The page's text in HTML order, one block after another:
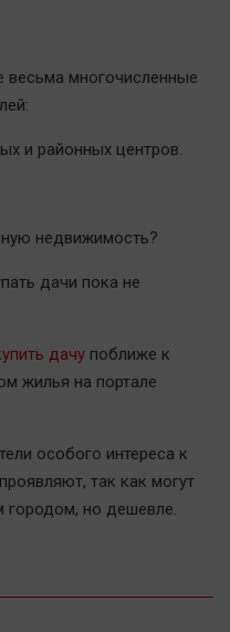
многочисленные
и районных центров.
недвижимость?
дачи пока не
дачу поближе к
жилья на портале
особого интереса к
так как могут
городом, но дешевле.